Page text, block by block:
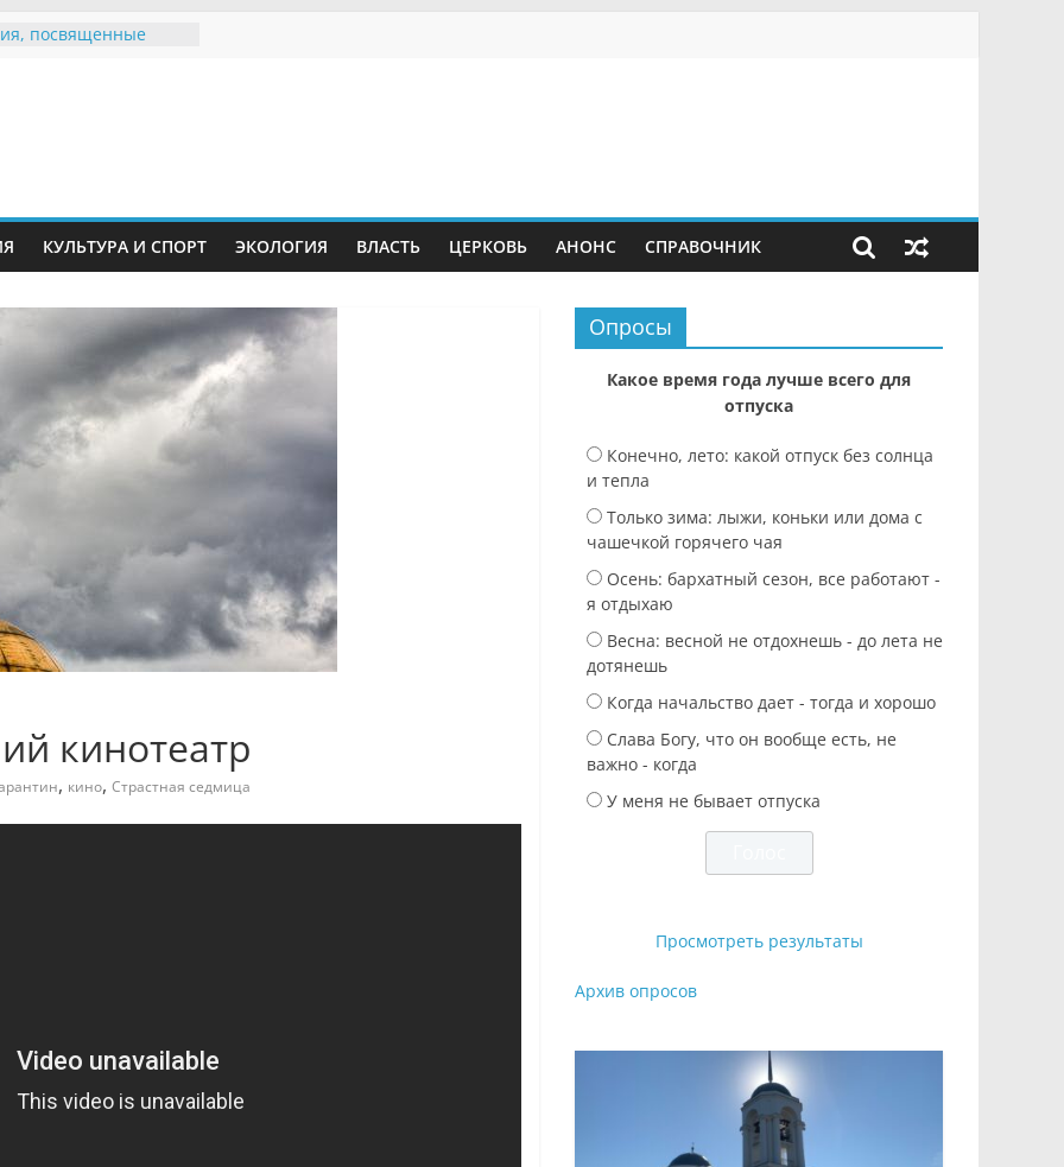
посвященные
в сети Интернет
участие в
«Сохраним
родились крапчатые
КУЛЬТУРА И СПОРТ ЭКОЛОГИЯ ВЛАСТЬ ЦЕРКОВЬ АНОНС СПРАВОЧНИК
кинотеатр
, кино, Страстная седмица
Опросы
Какое время года лучше всего для
отпуска
Конечно, лето: какой отпуск без солнца
и тепла
Только зима: лыжи, коньки или дома с
чашечкой горячего чая
Осень: бархатный сезон, все работают -
я отдыхаю
Весна: весной не отдохнешь - до лета не
дотянешь
Когда начальство дает - тогда и хорошо
Слава Богу, что он вообще есть, не
важно - когда
У меня не бывает отпуска
Просмотреть результаты
Архив опросов